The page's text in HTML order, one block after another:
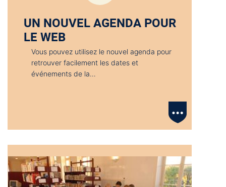
UN NOUVEL AGENDA POUR
LE WEB
Vous pouvez utilisez le nouvel agenda pour
retrouver facilement les dates et
événements de la…